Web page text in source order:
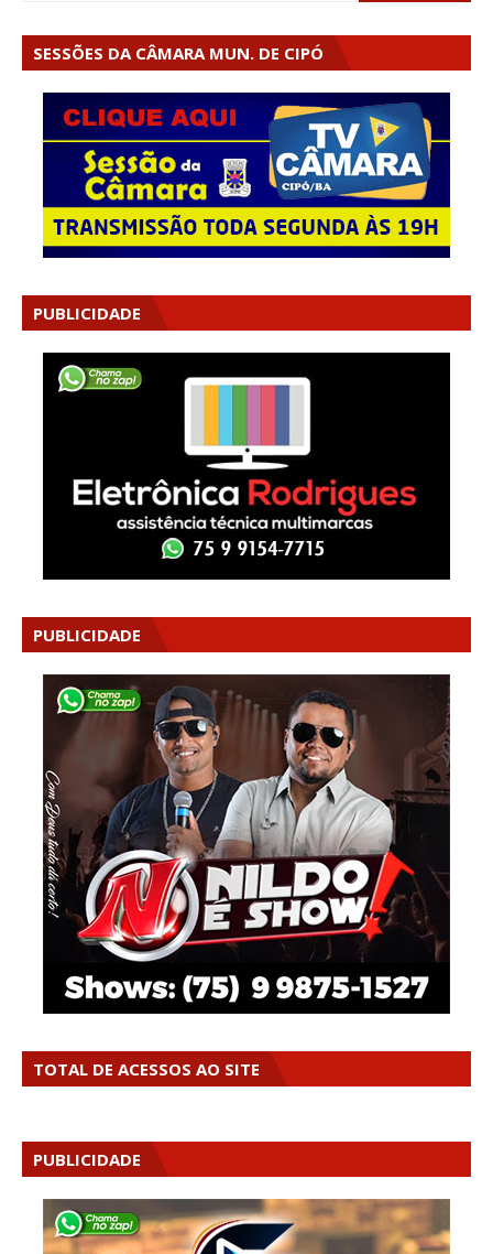
SESSÕES DA CÂMARA MUN. DE CIPÓ
PUBLICIDADE
PUBLICIDADE
TOTAL DE ACESSOS AO SITE
PUBLICIDADE